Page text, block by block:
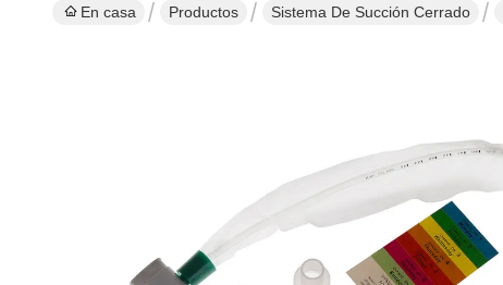
En casa Productos Sistema De Succión Cerrado